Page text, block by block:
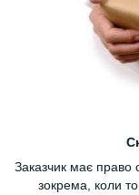
Заказчик має право
зокрема, коли